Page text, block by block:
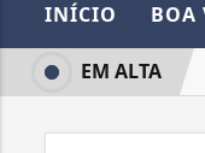
INÍCIO BOA
EM ALTA